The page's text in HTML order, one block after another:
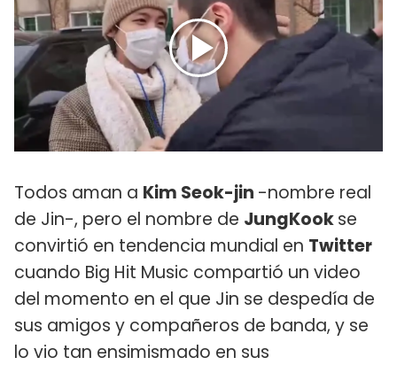
Todos aman a Kim Seok-jin -nombre real
de Jin-, pero el nombre de JungKookse
convirtió en tendencia mundial en Twitter
cuando Big Hit Music compartió un video
del momento en el que Jin se despedía de
sus amigos y compañeros de banda, y se
lo vio tan ensimismado en sus